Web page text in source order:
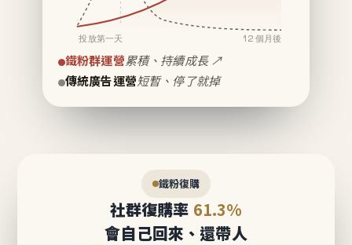
投放第一天 12 個月後
鐵粉群運營累積、持續成長 ↗
傳統廣告運營短暫、停了就掉
鐵粉復購
社群復購率 61.3%
會自己回來、還帶人